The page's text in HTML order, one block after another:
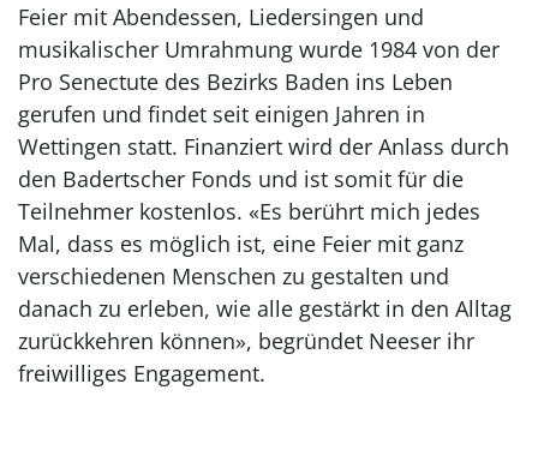
Feier mit Abendessen, Liedersingen und
musikalischer Umrahmung wurde 1984 von der
Pro Senectute des Bezirks Baden ins Leben
gerufen und findet seit einigen Jahren in
Wettingen statt. Finanziert wird der Anlass durch
den Badertscher Fonds und ist somit für die
Teilnehmer kostenlos. «Es berührt mich jedes
Mal, dass es möglich ist, eine Feier mit ganz
verschiedenen Menschen zu gestalten und
danach zu erleben, wie alle gestärkt in den Alltag
zurückkehren können», begründet Neeser ihr
freiwilliges Engagement.